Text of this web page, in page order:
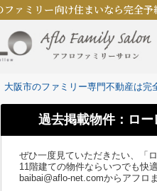
ファミリー向け住まいなら完全
大阪市のファミリー専門不動産は完
過去掲載物件：ロ
ぜひ一度見ていただきたい、「
11階建ての物件ならいつでも快
baibai@aflo-net.comからアフロ